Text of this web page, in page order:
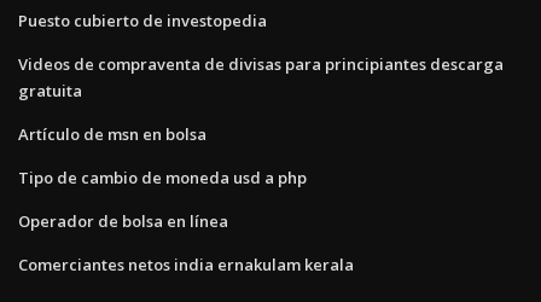
Puesto cubierto de investopedia
Videos de compraventa de divisas para principiantes descarga
gratuita
Artículo de msn en bolsa
Tipo de cambio de moneda usd a php
Operador de bolsa en línea
Comerciantes netos india ernakulam kerala